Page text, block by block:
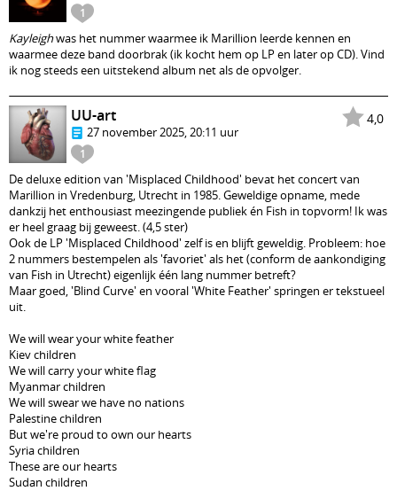
1
Kayleighwas het nummer waarmee ik Marillion leerde kennen en
waarmee deze band doorbrak (ik kocht hem op LP en later op CD). Vind
ik nog steeds een uitstekend album net als de opvolger.
4,0
1
UU-art
27 november 2025, 20:11 uur
De deluxe edition van 'Misplaced Childhood' bevat het concert van
Marillion in Vredenburg, Utrecht in 1985. Geweldige opname, mede
dankzij het enthousiast meezingende publiek én Fish in topvorm! Ik was
er heel graag bij geweest. (4,5 ster)
Ook de LP 'Misplaced Childhood' zelf is en blijft geweldig. Probleem: hoe
2 nummers bestempelen als 'favoriet' als het (conform de aankondiging
van Fish in Utrecht) eigenlijk één lang nummer betreft?
Maar goed, 'Blind Curve' en vooral 'White Feather' springen er tekstueel
uit.
We will wear your white feather
Kiev children
We will carry your white flag
Myanmar children
We will swear we have no nations
Palestine children
But we're proud to own our hearts
Syria children
These are our hearts
Sudan children